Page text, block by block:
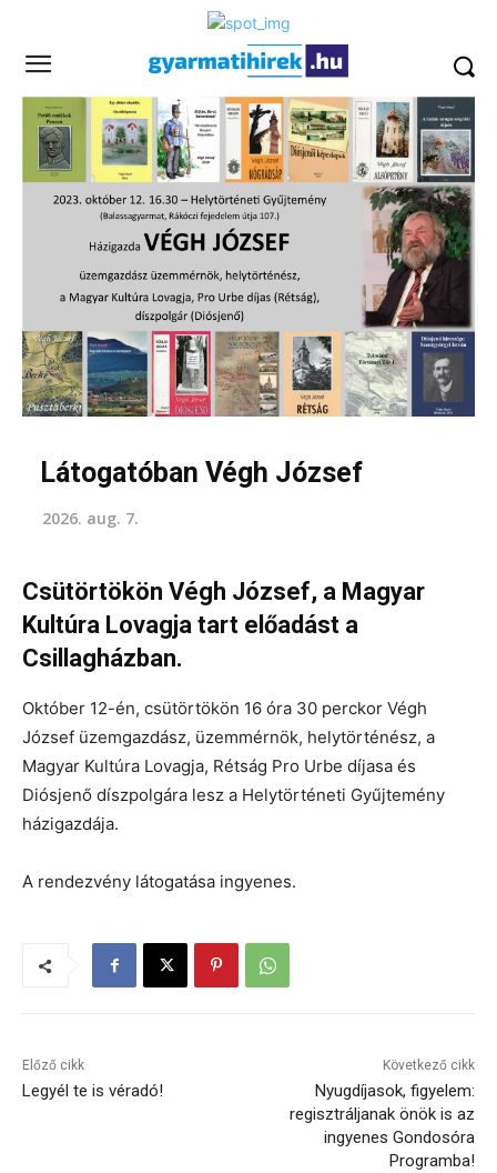
Látogatóban Végh József
2026. aug. 7.
Csütörtökön Végh József, a Magyar
Kultúra Lovagja tart előadást a
Csillagházban.
Október 12-én, csütörtökön 16 óra 30 perckor Végh
József üzemgazdász, üzemmérnök, helytörténész, a
Magyar Kultúra Lovagja, Rétság Pro Urbe díjasa és
Diósjenő díszpolgára lesz a Helytörténeti Gyűjtemény
házigazdája.
A rendezvény látogatása ingyenes.
Előző cikk
Legyél te is véradó!
Következő cikk
Nyugdíjasok, figyelem:
regisztráljanak önök is az
ingyenes Gondosóra
Programba!